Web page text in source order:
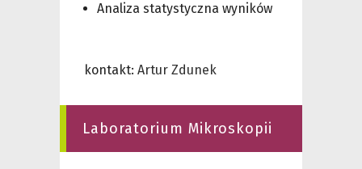
Analiza statystyczna wyników
kontakt: Artur Zdunek
Laboratorium Mikroskopii